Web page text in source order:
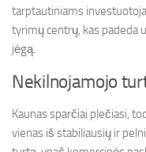
tarptautiniams
tyrimų centrų, kas padeda
jėgą.
Nekilnojamojo
Kaunas sparčiai plečiasi,
vienas iš stabiliausių ir